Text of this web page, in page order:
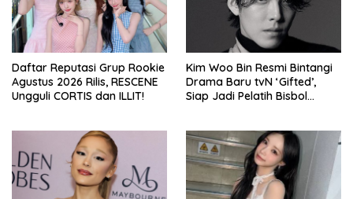
Daftar Reputasi Grup Rookie
Agustus 2026 Rilis, RESCENE
Ungguli CORTIS dan ILLIT!
Kim Woo Bin Resmi Bintangi
Drama Baru tvN ‘Gifted’,
Siap Jadi Pelatih Bisbol